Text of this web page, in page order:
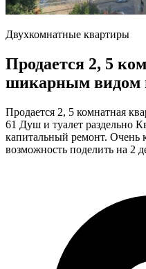
Двухкомнатные квартиры
Продается 2, 5
шикарным видом
Продается 2, 5 комнатная
61 Душ и туалет раздельно
капитальный ремонт. Очень
возможность поделить на 2